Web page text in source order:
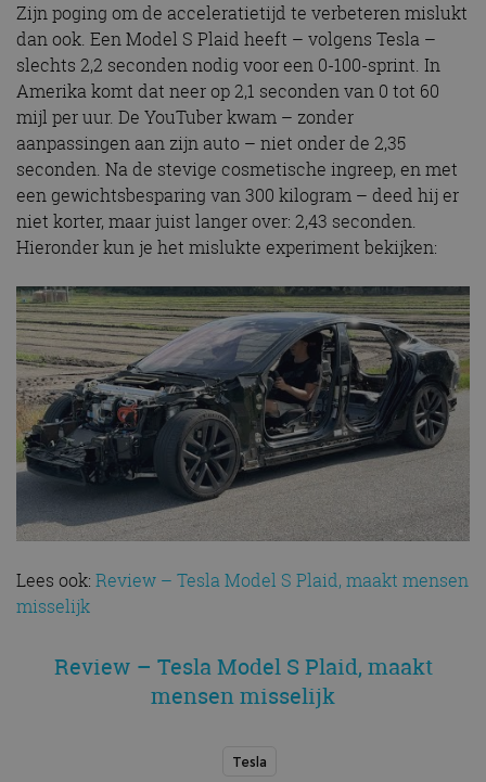
Zijn poging om de acceleratietijd te verbeteren mislukt
dan ook. Een Model S Plaid heeft – volgens Tesla –
slechts 2,2 seconden nodig voor een 0-100-sprint. In
Amerika komt dat neer op 2,1 seconden van 0 tot 60
mijl per uur. De YouTuber kwam – zonder
aanpassingen aan zijn auto – niet onder de 2,35
seconden. Na de stevige cosmetische ingreep, en met
een gewichtsbesparing van 300 kilogram – deed hij er
niet korter, maar juist langer over: 2,43 seconden.
Hieronder kun je het mislukte experiment bekijken:
Lees ook: Review – Tesla Model S Plaid, maakt mensen
misselijk
Review – Tesla Model S Plaid, maakt
mensen misselijk
Tesla